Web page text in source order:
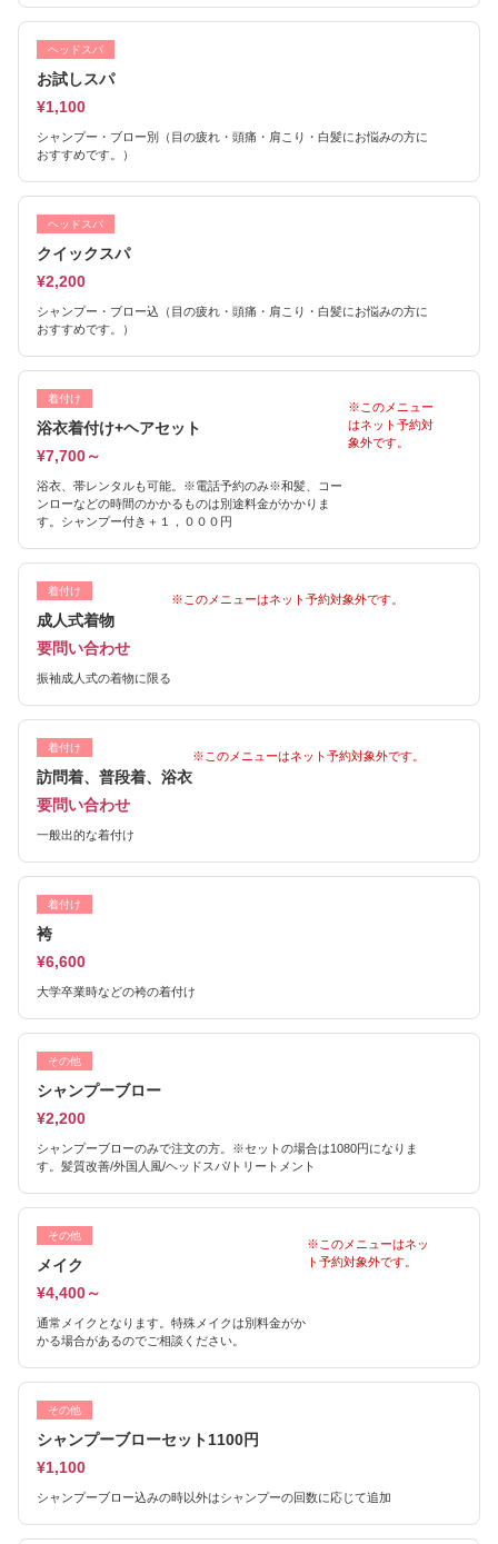
ヘッドスパ
お試しスパ
¥1,100
シャンプー・ブロー別（目の疲れ・頭痛・肩こり・白髪にお悩みの方に
おすすめです。）
ヘッドスパ
クイックスパ
¥2,200
シャンプー・ブロー込（目の疲れ・頭痛・肩こり・白髪にお悩みの方に
おすすめです。）
着付け
浴衣着付け+ヘアセット
¥7,700～
浴衣、帯レンタルも可能。※電話予約のみ※和髪、コー
ンローなどの時間のかかるものは別途料金がかかりま
す。シャンプー付き＋１，０００円
※このメニュー
はネット予約対
象外です。
着付け
成人式着物
要問い合わせ
振袖成人式の着物に限る
※このメニューはネット予約対象外です。
着付け
訪問着、普段着、浴衣
要問い合わせ
一般出的な着付け
※このメニューはネット予約対象外です。
着付け
袴
¥6,600
大学卒業時などの袴の着付け
その他
シャンプーブロー
¥2,200
シャンプーブローのみで注文の方。※セットの場合は1080円になりま
す。髪質改善/外国人風/ヘッドスパ/トリートメント
その他
メイク
¥4,400～
通常メイクとなります。特殊メイクは別料金がか
かる場合があるのでご相談ください。
※このメニューはネッ
ト予約対象外です。
その他
シャンプーブローセット1100円
¥1,100
シャンプーブロー込みの時以外はシャンプーの回数に応じて追加